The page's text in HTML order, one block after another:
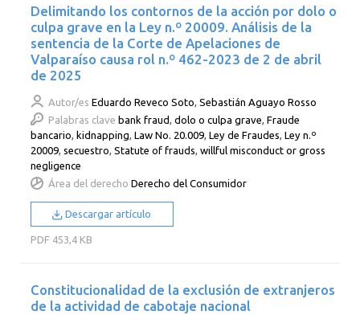
Delimitando los contornos de la acción por dolo o
culpa grave en la Ley n.º 20009. Análisis de la
sentencia de la Corte de Apelaciones de
Valparaíso causa rol n.º 462-2023 de 2 de abril
de 2025
Autor/es Eduardo Reveco Soto ,Sebastián Aguayo Rosso
Palabras clave bank fraud,dolo o culpa grave,Fraude
bancario,kidnapping,Law No. 20.009,Ley de Fraudes,Ley n.º
20009,secuestro,Statute of frauds,willful misconduct or gross
negligence
Área del derecho Derecho del Consumidor
Descargar artículo
PDF 453,4 KB
Constitucionalidad de la exclusión de extranjeros
de la actividad de cabotaje nacional